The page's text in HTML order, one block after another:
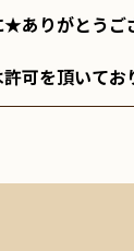
ありがとう
可を頂いてお